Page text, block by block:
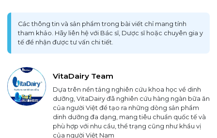
Các thông tin và sản phẩm trong bài viết chỉ mang tính
tham khảo. Hãy liên hệ với Bác sĩ, Dược sĩ hoặc chuyên gia y
tế để nhận được tư vấn chi tiết.
VitaDairy Team
Dựa trên nền tảng nghiên cứu khoa học về dinh
dưỡng, VitaDairy đã nghiên cứu hàng ngàn bữa ăn
của người Việt để tạo ra những dòng sản phẩm
dinh dưỡng đa dạng, mang tiêu chuẩn quốc tế và
phù hợp với nhu cầu, thể trạng cũng như khẩu vị
của người Việt Nam